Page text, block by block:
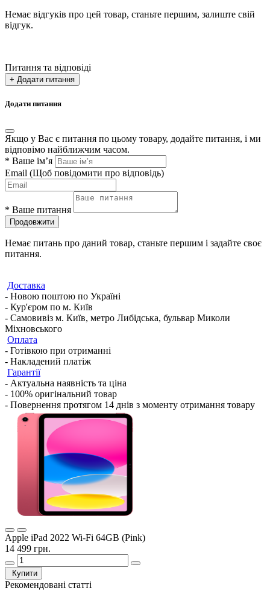
Немає відгуків про цей товар, станьте першим, залиште свій
відгук.
Питання та відповіді
+ Додати питання
Додати питання
Якщо у Вас є питання по цьому товару, додайте питання, і ми
відповімо найближчим часом.
* Ваше ім’я
Email (Щоб повідомити про відповідь)
* Ваше питання
Продовжити
Немає питань про даний товар, станьте першим і задайте своє
питання.
Доставка
- Новою поштою по Україні
- Кур'єром по м. Київ
- Самовивіз м. Київ, метро Либідська, бульвар Миколи
Міхновського
Оплата
- Готівкою при отриманні
- Накладений платіж
Гарантії
- Актуальна наявність та ціна
- 100% оригінальний товар
- Повернення протягом 14 днів з моменту отримання товару
Apple iPad 2022 Wi-Fi 64GB (Pink)
14 499 грн.
Купити
Рекомендовані статті